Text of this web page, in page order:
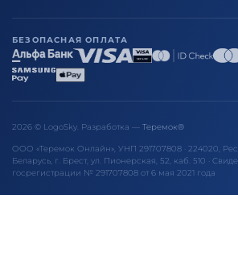
БЕЗОПАСНАЯ ОПЛАТА
2026 © LogoSky. Разработка — Теремок®
ООО «Теремок Онлайн», УНП 291707808 · 224020,
Беларусь, г. Брест, ул. Пионерская, 52, каб. 510 ·
госрегистрации № 291707808 от 6 мая 2021 года